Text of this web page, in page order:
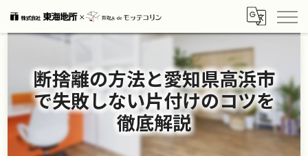
断捨離の方法と愛知県高浜市
で失敗しない片付けのコツを
徹底解説